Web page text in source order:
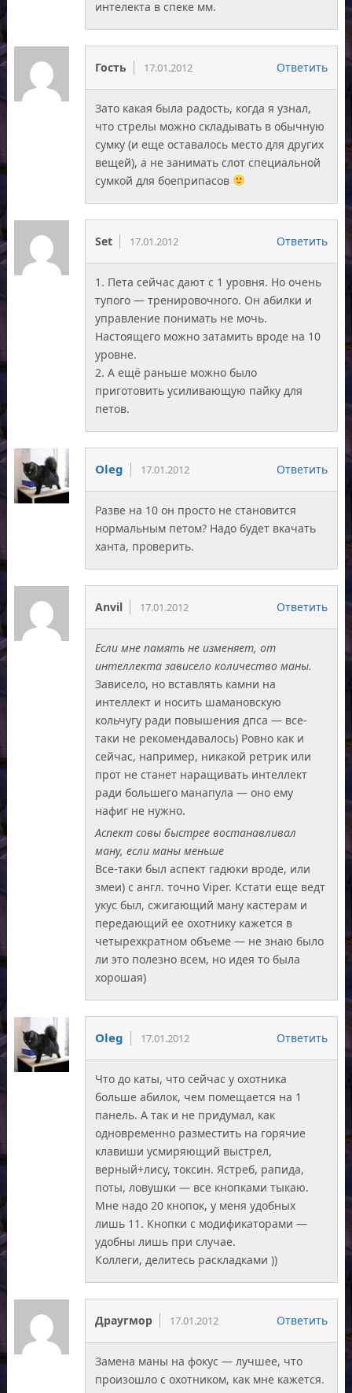
интелекта в спеке мм.
Гость 17.01.2012 Ответить
Зато какая была радость, когда я узнал,
что стрелы можно складывать в обычную
сумку (и еще оставалось место для других
вещей), а не занимать слот специальной
сумкой для боеприпасов
Set 17.01.2012 Ответить
1. Пета сейчас дают с 1 уровня. Но очень
тупого — тренировочного. Он абилки и
управление понимать не мочь.
Настоящего можно затамить вроде на 10
уровне.
2. А ещё раньше можно было
приготовить усиливающую пайку для
петов.
Oleg 17.01.2012 Ответить
Разве на 10 он просто не становится
нормальным петом? Надо будет вкачать
ханта, проверить.
Anvil 17.01.2012 Ответить
Если мне память не изменяет, от
интеллекта зависело количество маны.
Зависело, но вставлять камни на
интеллект и носить шамановскую
кольчугу ради повышения дпса — все-
таки не рекомендавалось) Ровно как и
сейчас, например, никакой ретрик или
прот не станет наращивать интеллект
ради большего манапула — оно ему
нафиг не нужно.
Аспект совы быстрее востанавливал
ману, если маны меньше
Все-таки был аспект гадюки вроде, или
змеи) с англ. точно Viper. Кстати еще ведт
укус был, сжигающий ману кастерам и
передающий ее охотнику кажется в
четырехкратном объеме — не знаю было
ли это полезно всем, но идея то была
хорошая)
Oleg 17.01.2012 Ответить
Что до каты, что сейчас у охотника
больше абилок, чем помещается на 1
панель. А так и не придумал, как
одновременно разместить на горячие
клавиши усмиряющий выстрел,
верный+лису, токсин. Ястреб, рапида,
поты, ловушки — все кнопками тыкаю.
Мне надо 20 кнопок, у меня удобных
лишь 11. Кнопки с модификаторами —
удобны лишь при случае.
Коллеги, делитесь раскладками ))
Драугмор 17.01.2012 Ответить
Замена маны на фокус — лучшее, что
произошло с охотником, как мне кажется.